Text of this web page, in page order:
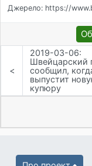
Джерело: https://
<
2019-03-06:
Швейцарский
сообщил,
выпустит
купюру